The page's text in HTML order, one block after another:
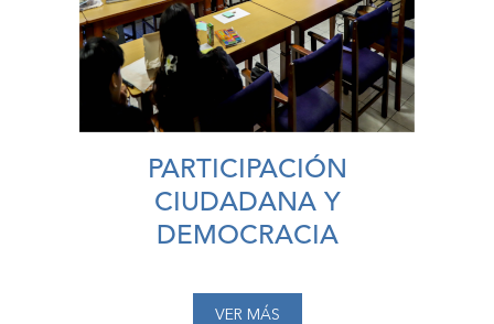
PARTICIPACIÓN
CIUDADANA Y
DEMOCRACIA
VER MÁS